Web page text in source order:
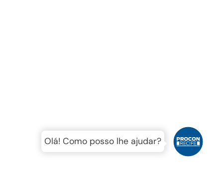
Olá! Como posso lhe ajudar?